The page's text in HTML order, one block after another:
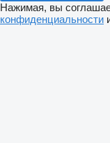
Нажимая, вы
конфиденциальности